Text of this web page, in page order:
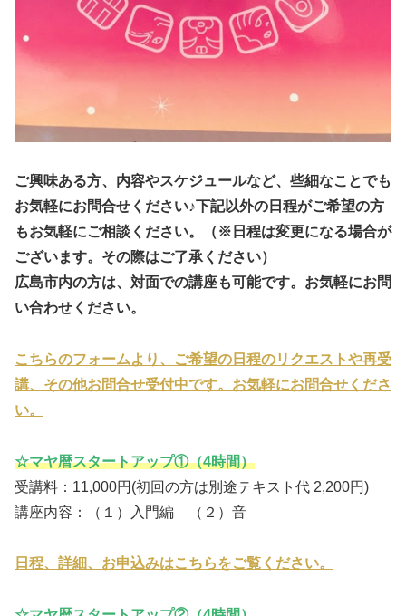
ご興味ある方、内容やスケジュールなど、些細なことでも
お気軽にお問合せください♪下記以外の日程がご希望の方
もお気軽にご相談ください。（※日程は変更になる場合が
ございます。その際はご了承ください）
広島市内の方は、対面での講座も可能です。お気軽にお問
い合わせください。
こちらのフォームより、ご希望の日程のリクエストや再受
講、その他お問合せ受付中です。お気軽にお問合せくださ
い。
☆マヤ暦スタートアップ①（4時間）
受講料：11,000円(初回の方は別途テキスト代 2,200円)
講座内容：（１）入門編 （２）音
日程、詳細、お申込みはこちらをご覧ください。